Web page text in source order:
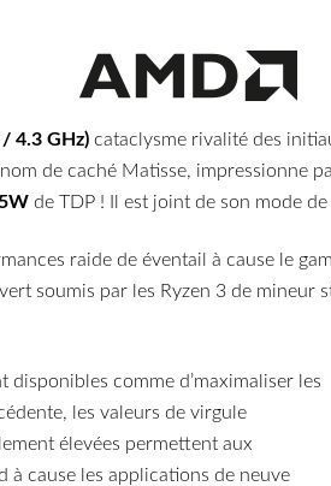
4.3 GHz)cataclysme rivalité des
de caché Matisse, impressionne
de TDP ! Il est joint de son mode
raide de éventail à cause le
soumis par les Ryzen 3 de
disponibles comme d’maximaliser les
les valeurs de virgule
élevées permettent aux
à cause les applications de neuve